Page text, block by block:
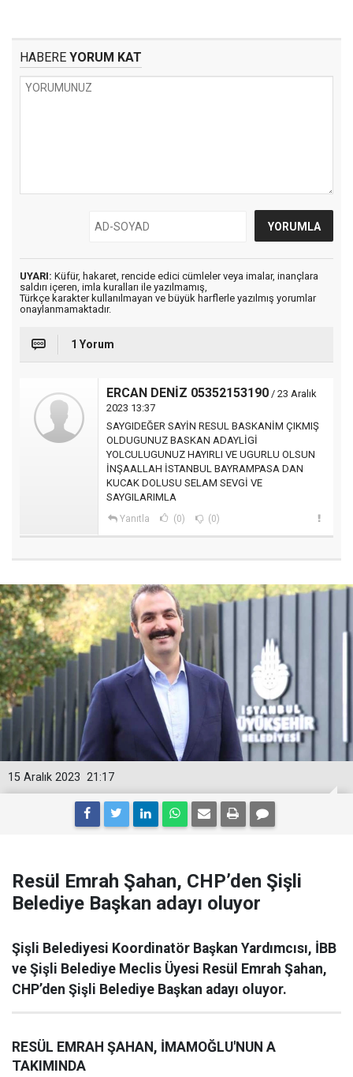
HABERE YORUM KAT
UYARI: Küfür, hakaret, rencide edici cümleler veya imalar, inançlara
saldırı içeren, imla kuralları ile yazılmamış,
Türkçe karakter kullanılmayan ve büyük harflerle yazılmış yorumlar
onaylanmamaktadır.
1 Yorum
ERCAN DENİZ 05352153190 / 23 Aralık
2023 13:37
SAYGIDEĞER SAYİN RESUL BASKANİM ÇIKMIŞ
OLDUGUNUZ BASKAN ADAYLİGİ
YOLCULUGUNUZ HAYIRLI VE UGURLU OLSUN
İNŞAALLAH İSTANBUL BAYRAMPASA DAN
KUCAK DOLUSU SELAM SEVGİ VE
SAYGILARIMLA
Yanıtla (0) (0)
21:17
15 Aralık 2023
Resül Emrah Şahan, CHP’den Şişli
Belediye Başkan adayı oluyor
Şişli Belediyesi Koordinatör Başkan Yardımcısı, İBB
ve Şişli Belediye Meclis Üyesi Resül Emrah Şahan,
CHP’den Şişli Belediye Başkan adayı oluyor.
RESÜL EMRAH ŞAHAN, İMAMOĞLU'NUN A
TAKIMINDA